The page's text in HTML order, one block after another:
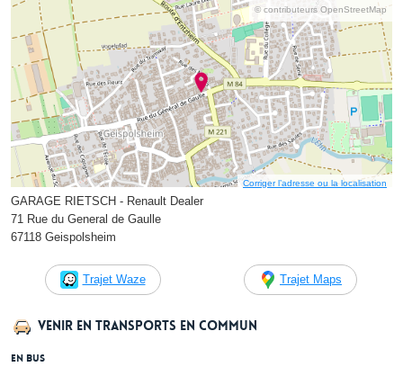
© contributeurs OpenStreetMap
Corriger l’adresse ou la localisation
GARAGE RIETSCH - Renault Dealer
71 Rue du General de Gaulle
67118 Geispolsheim
Trajet Waze Trajet Maps
Venir en transports en commun
En bus